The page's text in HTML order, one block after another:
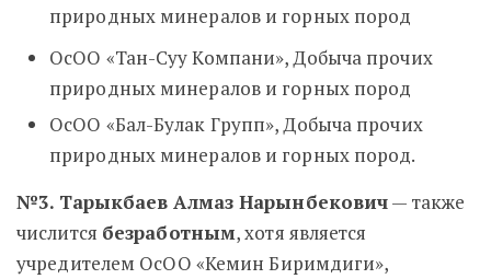
природных минералов и горных пород
ОсОО «Тан-Суу Компани», Добыча прочих
природных минералов и горных пород
ОсОО «Бал-Булак Групп», Добыча прочих
природных минералов и горных пород.
№3. Тарыкбаев Алмаз Нарынбекович— также
числится безработным, хотя является
учредителем ОсОО «Кемин Биримдиги»,